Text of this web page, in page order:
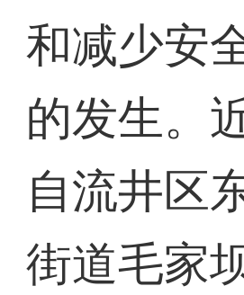
和减少安
的发生。
自流井区
街道毛家